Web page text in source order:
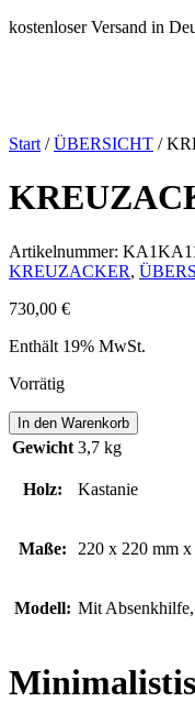
kostenloser Versand in
Start /ÜBERSICHT /
Artikelnummer:
KREUZACKER,
730,00 €
Enthält 19% MwSt.
Vorrätig
KREUZACKER
Menge
In den Warenkorb
Gewicht 3,7 kg
Holz: Kastanie
Maße: 220 x 220 mm
Modell: Mit Absenkhilfe,